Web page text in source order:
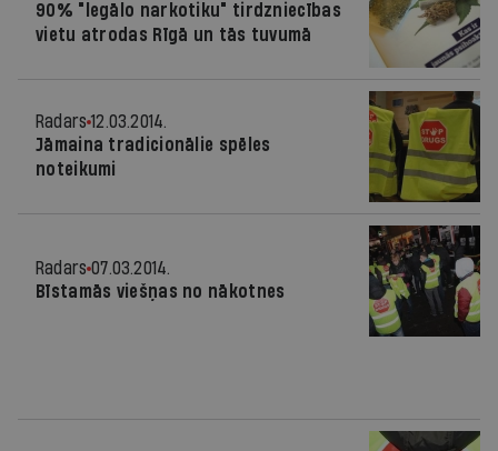
90% "legālo narkotiku" tirdzniecības
vietu atrodas Rīgā un tās tuvumā
Radars 12.03.2014.
Jāmaina tradicionālie spēles
noteikumi
Radars 07.03.2014.
Bīstamās viešņas no nākotnes